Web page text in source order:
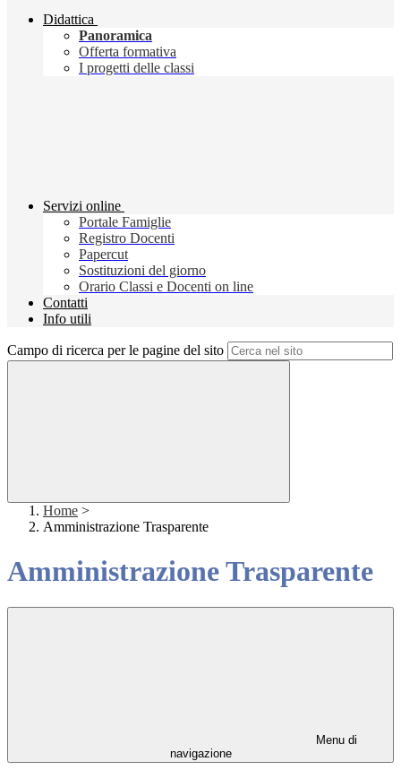
Didattica
Panoramica
Offerta formativa
I progetti delle classi
Servizi online
Portale Famiglie
Registro Docenti
Papercut
Sostituzioni del giorno
Orario Classi e Docenti on line
Contatti
Info utili
Campo di ricerca per le pagine del sito
Home >
Amministrazione Trasparente
Amministrazione Trasparente
Menu di
navigazione